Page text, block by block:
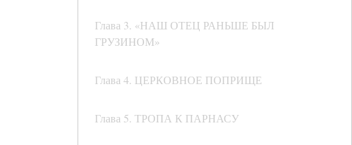
Глава 3. «НАШ ОТЕЦ РАНЬШЕ БЫЛ
ГРУЗИНОМ»
Глава 4. ЦЕРКОВНОЕ ПОПРИЩЕ
Глава 5. ТРОПА К ПАРНАСУ